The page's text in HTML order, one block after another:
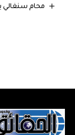
محام سنغالي